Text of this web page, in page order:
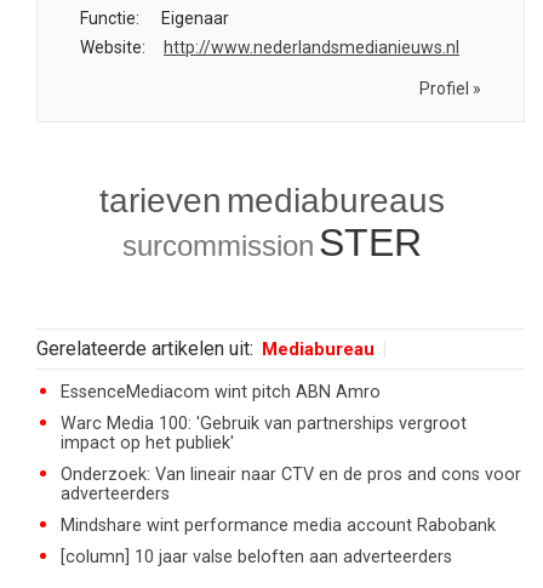
Functie:
Eigenaar
Website:
http://www.nederlandsmedianieuws.nl
Profiel »
tarieven mediabureaus
surcommission STER
Gerelateerde artikelen uit: Mediabureau
EssenceMediacom wint pitch ABN Amro
Warc Media 100: 'Gebruik van partnerships vergroot
impact op het publiek'
Onderzoek: Van lineair naar CTV en de pros and cons voor
adverteerders
Mindshare wint performance media account Rabobank
[column] 10 jaar valse beloften aan adverteerders